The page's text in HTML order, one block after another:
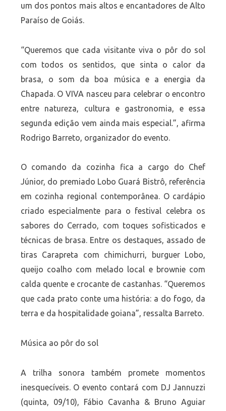
um dos pontos mais altos e encantadores de Alto
Paraíso de Goiás.
“Queremos que cada visitante viva o pôr do sol
com todos os sentidos, que sinta o calor da
brasa, o som da boa música e a energia da
Chapada. O VIVA nasceu para celebrar o encontro
entre natureza, cultura e gastronomia, e essa
segunda edição vem ainda mais especial.”, afirma
Rodrigo Barreto, organizador do evento.
O comando da cozinha fica a cargo do Chef
Júnior, do premiado Lobo Guará Bistrô, referência
em cozinha regional contemporânea. O cardápio
criado especialmente para o festival celebra os
sabores do Cerrado, com toques sofisticados e
técnicas de brasa. Entre os destaques, assado de
tiras Carapreta com chimichurri, burguer Lobo,
queijo coalho com melado local e brownie com
calda quente e crocante de castanhas. “Queremos
que cada prato conte uma história: a do fogo, da
terra e da hospitalidade goiana”, ressalta Barreto.
Música ao pôr do sol
A trilha sonora também promete momentos
inesquecíveis. O evento contará com DJ Jannuzzi
(quinta, 09/10), Fábio Cavanha & Bruno Aguiar